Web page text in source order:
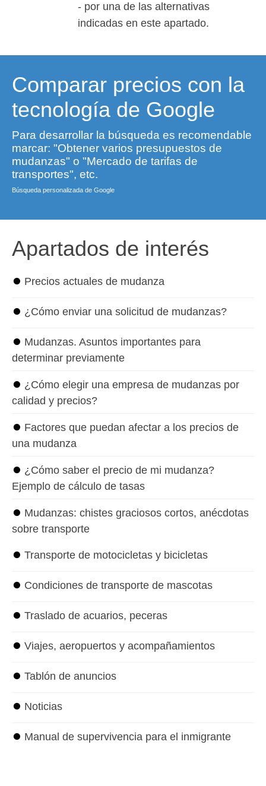
- por una de las alternativas
indicadas en este apartado.
Comparar precios con la
tecnología de Google
Para desarrollar la búsqueda es recomendable
marcar: "Obtener varios presupuestos de
mudanzas" o "Mercado de tarifas de
transportes", etc.
Búsqueda personalizada de Google
Apartados de interés
⏺ Precios actuales de mudanza
⏺ ¿Cómo enviar una solicitud de mudanzas?
⏺ Mudanzas. Asuntos importantes para
determinar previamente
⏺ ¿Cómo elegir una empresa de mudanzas por
calidad y precios?
⏺ Factores que puedan afectar a los precios de
una mudanza
⏺ ¿Cómo saber el precio de mi mudanza?
Ejemplo de cálculo de tasas
⏺ Mudanzas: chistes graciosos cortos, anécdotas
sobre transporte
⏺ Transporte de motocicletas y bicicletas
⏺ Condiciones de transporte de mascotas
⏺ Traslado de acuarios, peceras
⏺ Viajes, aeropuertos y acompañamientos
⏺ Tablón de anuncios
⏺ Noticias
⏺ Manual de supervivencia para el inmigrante